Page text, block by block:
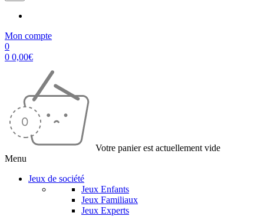
Mon compte
0
0 0,00€
Votre panier est actuellement vide
Menu
Jeux de société
Jeux Enfants
Jeux Familiaux
Jeux Experts